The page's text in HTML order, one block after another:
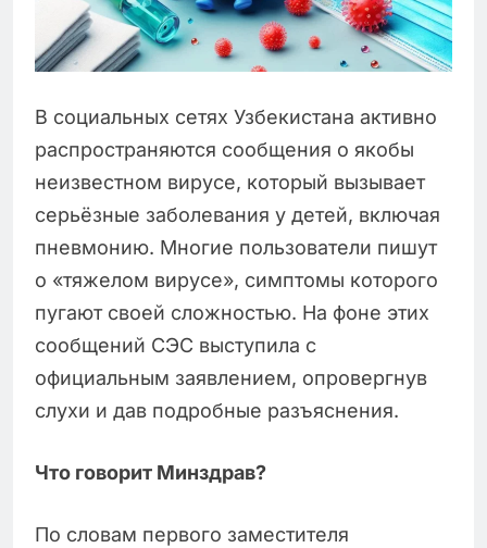
В социальных сетях Узбекистана активно
распространяются сообщения о якобы
неизвестном вирусе, который вызывает
серьёзные заболевания у детей, включая
пневмонию. Многие пользователи пишут
о «тяжелом вирусе», симптомы которого
пугают своей сложностью. На фоне этих
сообщений СЭС выступила с
официальным заявлением, опровергнув
слухи и дав подробные разъяснения.
Что говорит Минздрав?
По словам первого заместителя